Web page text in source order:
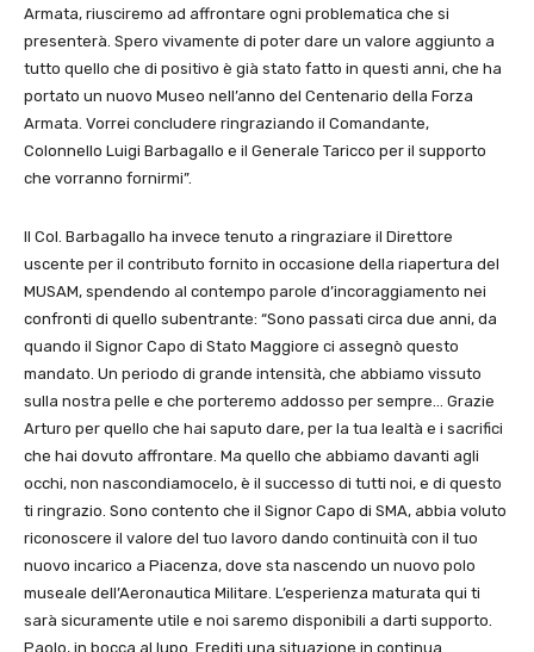
Armata, riusciremo ad affrontare ogni problematica che si
presenterà. Spero vivamente di poter dare un valore aggiunto a
tutto quello che di positivo è già stato fatto in questi anni, che ha
portato un nuovo Museo nell’anno del Centenario della Forza
Armata. Vorrei concludere ringraziando il Comandante,
Colonnello Luigi Barbagallo e il Generale Taricco per il supporto
che vorranno fornirmi”.
Il Col. Barbagallo ha invece tenuto a ringraziare il Direttore
uscente per il contributo fornito in occasione della riapertura del
MUSAM, spendendo al contempo parole d’incoraggiamento nei
confronti di quello subentrante: “Sono passati circa due anni, da
quando il Signor Capo di Stato Maggiore ci assegnò questo
mandato. Un periodo di grande intensità, che abbiamo vissuto
sulla nostra pelle e che porteremo addosso per sempre… Grazie
Arturo per quello che hai saputo dare, per la tua lealtà e i sacrifici
che hai dovuto affrontare. Ma quello che abbiamo davanti agli
occhi, non nascondiamocelo, è il successo di tutti noi, e di questo
ti ringrazio. Sono contento che il Signor Capo di SMA, abbia voluto
riconoscere il valore del tuo lavoro dando continuità con il tuo
nuovo incarico a Piacenza, dove sta nascendo un nuovo polo
museale dell’Aeronautica Militare. L’esperienza maturata qui ti
sarà sicuramente utile e noi saremo disponibili a darti supporto.
Paolo, in bocca al lupo. Erediti una situazione in continua